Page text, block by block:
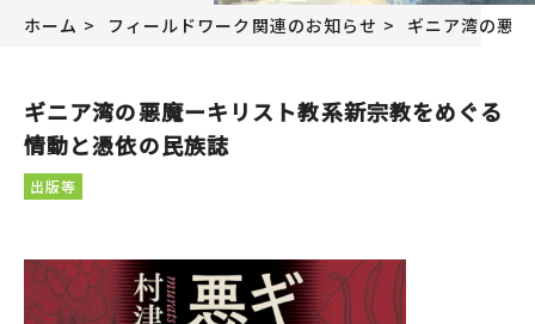
ホーム フィールドワーク関連のお知らせ ギニア湾の悪
ギニア湾の悪魔ーキリスト教系新宗教をめぐる
情動と憑依の民族誌
出版等